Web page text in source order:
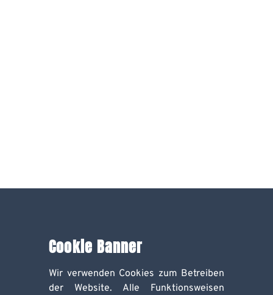
Cookie Banner
Wir verwenden Cookies zum Betreiben
der Website. Alle Funktionsweisen